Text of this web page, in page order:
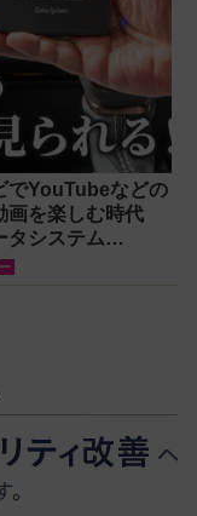
でYouTubeなどの
画を楽しむ時代
タシステム
がドライブを変